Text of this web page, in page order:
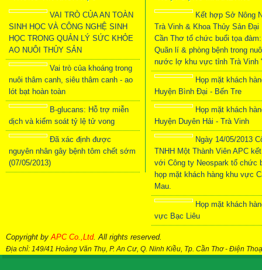
VAI TRÒ CỦA AN TOÀN
SINH HỌC VÀ CÔNG NGHỆ SINH
HỌC TRONG QUẢN LÝ SỨC KHỎE
AO NUÔI THỦY SẢN
Vai trò của khoáng trong
nuôi thâm canh, siêu thâm canh - ao
lót bạt hoàn toàn
B-glucans: Hỗ trợ miễn
dịch và kiểm soát tỷ lệ tử vong
Đã xác định được
nguyên nhân gây bệnh tôm chết sớm
(07/05/2013)
Kết hợp Sở Nông
Trà Vinh & Khoa Thủy Sản Đại
Cần Thơ tổ chức buổi tọa
Quãn lí & phòng bệnh trong
nước lợ khu vực tỉnh Trà Vinh
Họp mặt khách
Huyện Bình Đại - Bến Tre
Họp mặt khách
Huyện Duyên Hải - Trà Vinh
Ngày 14/05/2013
TNHH Một Thành Viên APC
với Công ty Neospark tổ chức
họp mặt khách hàng khu vực
Mau.
Họp mặt khách
vực Bạc Liêu
Copyright byAPC Co.,Ltd. All rights reserved.
Địa chỉ: 149/41 Hoàng Văn Thụ, P. An Cư, Q. Ninh Kiều, Tp. Cần Thơ-Điện